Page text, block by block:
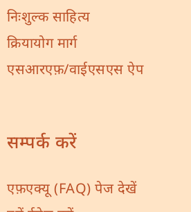
निःशुल्क साहित्य
क्रियायोग मार्ग
एसआरएफ़/वाईएसएस ऐप
सम्पर्क करें
एफ़एक्यू (FAQ) पेज देखें